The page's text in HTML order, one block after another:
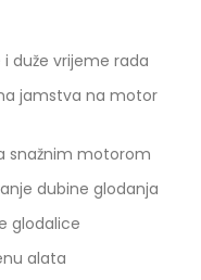
duže vrijeme rada
jamstva na motor
snažnim motorom
dubine glodanja
glodalice
alata